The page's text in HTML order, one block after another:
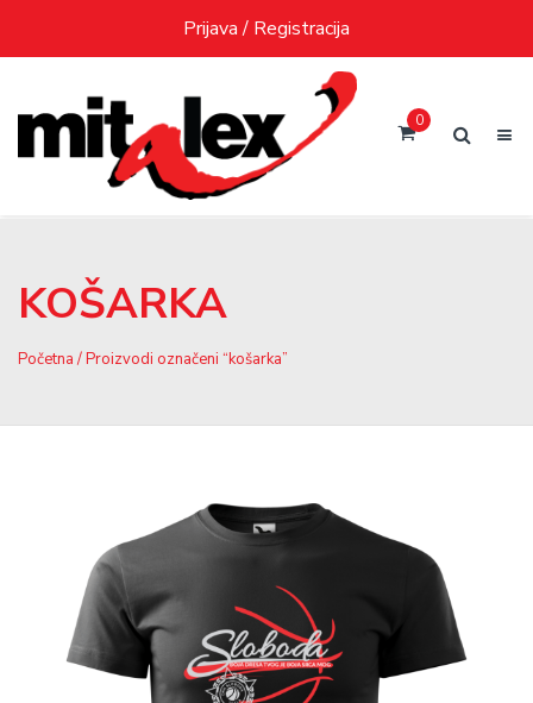
content
Prijava / Registracija
0
KOŠARKA
Početna / Proizvodi označeni “košarka”